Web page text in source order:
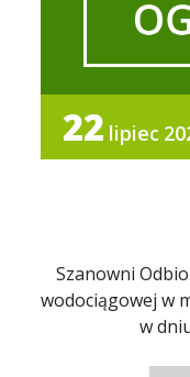
22 lipiec
Szanowni Odbiorcy wody, W związku z awarią sieci
wodociągowej w
w